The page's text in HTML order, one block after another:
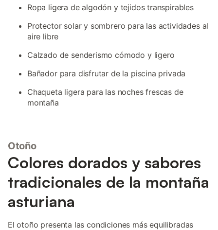
Ropa ligera de algodón y tejidos transpirables
Protector solar y sombrero para las actividades al
aire libre
Calzado de senderismo cómodo y ligero
Bañador para disfrutar de la piscina privada
Chaqueta ligera para las noches frescas de
montaña
Otoño
Colores dorados y sabores
tradicionales de la montaña
asturiana
El otoño presenta las condiciones más equilibradas